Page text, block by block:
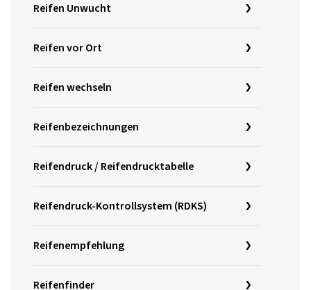
Reifen Unwucht
Reifen vor Ort
Reifen wechseln
Reifenbezeichnungen
Reifendruck / Reifendrucktabelle
Reifendruck-Kontrollsystem (RDKS)
Reifenempfehlung
Reifenfinder